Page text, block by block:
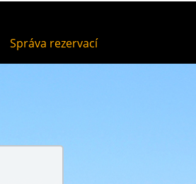
Správa rezervací